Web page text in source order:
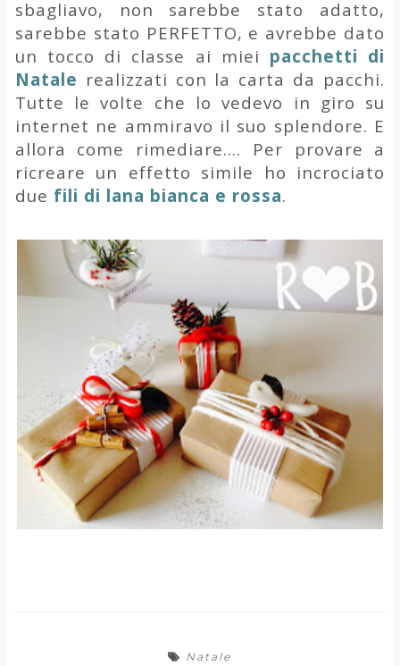
sbagliavo, non sarebbe stato adatto,
sarebbe stato PERFETTO, e avrebbe dato
un tocco di classe ai miei pacchetti di
Natale realizzati con la carta da pacchi.
Tutte le volte che lo vedevo in giro su
internet ne ammiravo il suo splendore. E
allora come rimediare.... Per provare a
ricreare un effetto simile ho incrociato
due fili di lana bianca e rossa.
Natale